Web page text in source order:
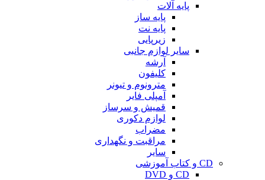
پایه آلات
پایه ساز
پایه نت
زیرپایی
سایر لوازم جانبی
آرشه
کلیفون
مترونوم و تیونر
آمپلی فایر
قمیش و سرساز
لوازم دکوری
مضراب
مراقبت و نگهداری
سایر
CD و کتاب آموزشی
CD و DVD